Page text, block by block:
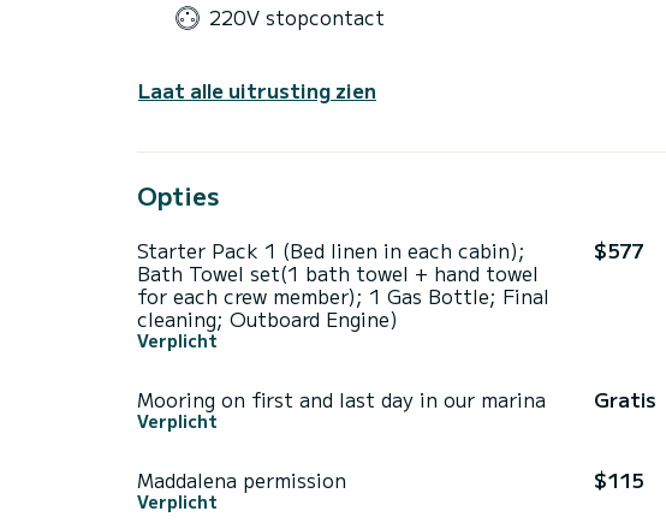
220V stopcontact
Laat alle uitrusting zien
Opties
Starter Pack 1 (Bed linen in each cabin);
Bath Towel set(1 bath towel + hand towel
for each crew member); 1 Gas Bottle; Final
cleaning; Outboard Engine)
Verplicht
$577
Mooring on first and last day in our marina
Verplicht
Gratis
Maddalena permission
Verplicht
$115